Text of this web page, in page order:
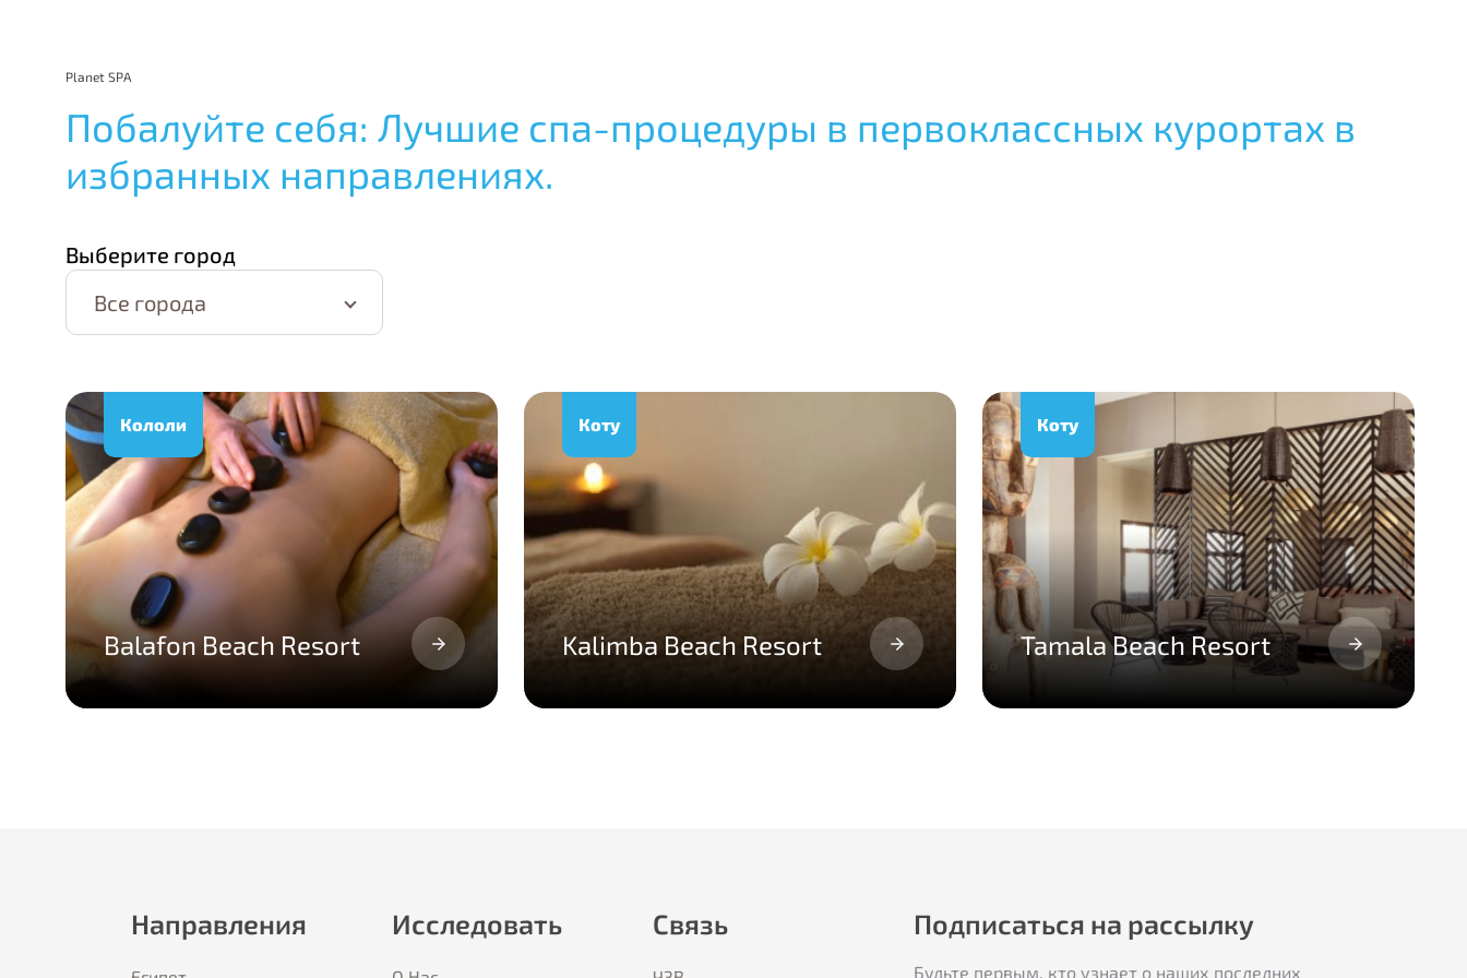
Planet SPA
Побалуйте себя: Лучшие спа-процедуры в первоклассных курортах в
избранных направлениях.
Выберите город
Все города
Кололи
Balafon Beach Resort
Коту
Kalimba Beach Resort
Коту
Tamala Beach Resort
Направления Исследовать Связь Подписаться на рассылку
Будьте первым, кто узнает о наших последних